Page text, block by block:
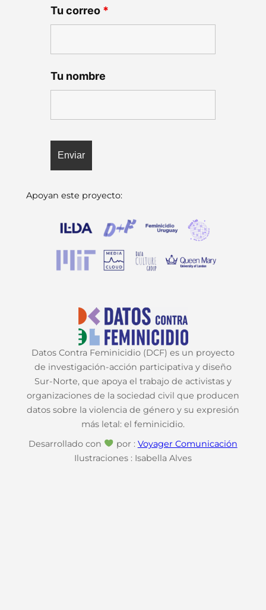
Tu correo *
Tu nombre
Apoyan este proyecto:
Datos Contra Feminicidio (DCF) es un proyecto
de investigación-acción participativa y diseño
Sur-Norte, que apoya el trabajo de activistas y
organizaciones de la sociedad civil que producen
datos sobre la violencia de género y su expresión
más letal: el feminicidio.
Desarrollado con
por : Voyager Comunicación
Ilustraciones : Isabella Alves